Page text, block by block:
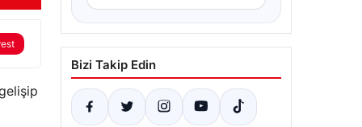
Bizi Takip Edin